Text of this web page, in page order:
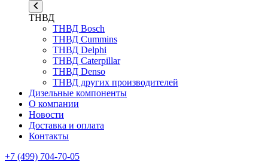
ТНВД
ТНВД Bosch
ТНВД Cummins
ТНВД Delphi
ТНВД Caterpillar
ТНВД Denso
ТНВД других производителей
Дизельные компоненты
О компании
Новости
Доставка и оплата
Контакты
+7 (499) 704-70-05